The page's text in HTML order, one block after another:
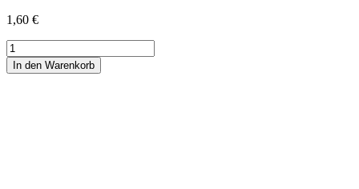
1,60 €
Postkarte
Stift
Schulanfang
In den Warenkorb